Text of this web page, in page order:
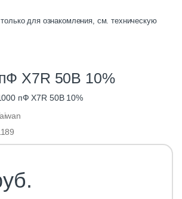
для ознакомления, см. техническую
X7R 50В 10%
пФ X7R 50В 10%